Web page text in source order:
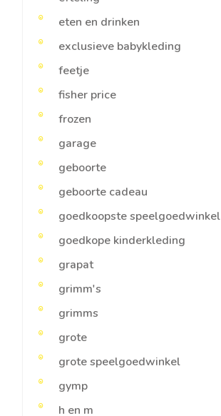
eten en drinken
exclusieve babykleding
feetje
fisher price
frozen
garage
geboorte
geboorte cadeau
goedkoopste speelgoedwinkel
goedkope kinderkleding
grapat
grimm's
grimms
grote
grote speelgoedwinkel
gymp
h en m